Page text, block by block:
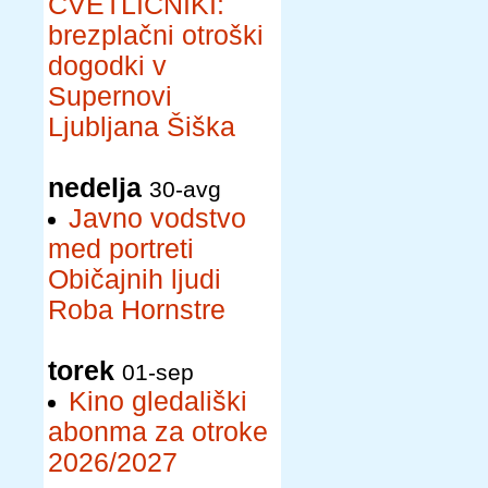
brezplačni otroški
dogodki v
Supernovi
Ljubljana Šiška
nedelja 30-avg
Javno vodstvo
med portreti
Običajnih ljudi
Roba Hornstre
torek 01-sep
Kino gledališki
abonma za otroke
2026/2027